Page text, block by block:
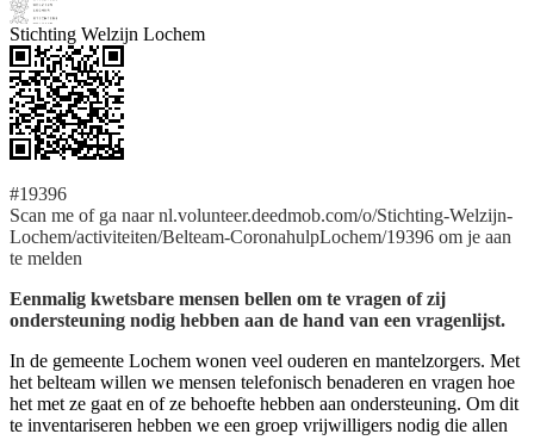
Stichting Welzijn Lochem
#19396
Scan me of ga naar nl.volunteer.deedmob.com/o/Stichting-Welzijn-
Lochem/activiteiten/Belteam-CoronahulpLochem/19396 om je aan
te melden
Eenmalig kwetsbare mensen bellen om te vragen of zij
ondersteuning nodig hebben aan de hand van een vragenlijst.
In de gemeente Lochem wonen veel ouderen en mantelzorgers. Met
het belteam willen we mensen telefonisch benaderen en vragen hoe
het met ze gaat en of ze behoefte hebben aan ondersteuning. Om dit
te inventariseren hebben we een groep vrijwilligers nodig die allen